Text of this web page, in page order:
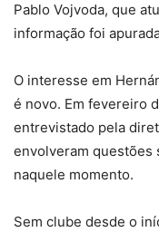
Pablo Vojvoda, que
informação foi
O interesse em
é novo. Em fevereiro
entrevistado pela
envolveram questões
naquele momento.
Sem clube desde o